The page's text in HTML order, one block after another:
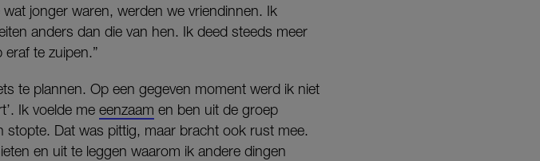
jonger waren, werden we vriendinnen. Ik
anders dan die van hen. Ik deed steeds meer
te zuipen.”
te plannen. Op een gegeven moment werd ik niet
Ik voelde me eenzaam en ben uit de groep
Dat was pittig, maar bracht ook rust mee.
en uit te leggen waarom ik andere dingen